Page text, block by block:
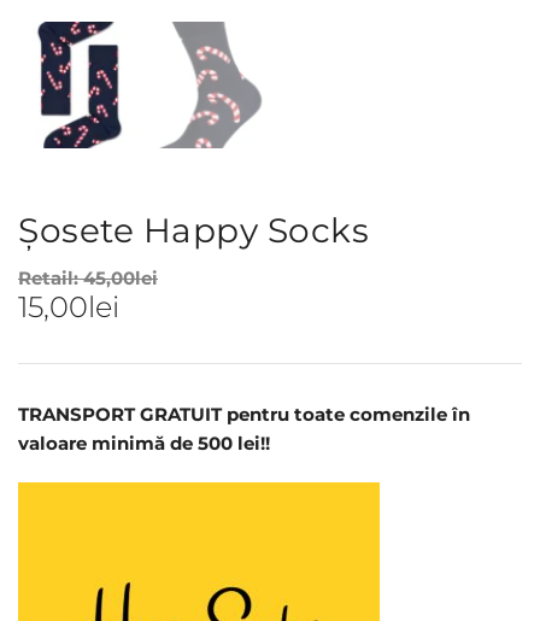
Șosete Happy Socks
Retail:45,00lei
15,00lei
TRANSPORT GRATUIT pentru toate comenzile în
valoare minimă de 500 lei!!